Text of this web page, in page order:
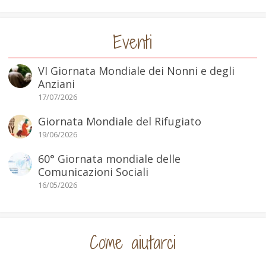
Eventi
VI Giornata Mondiale dei Nonni e degli
Anziani
17/07/2026
Giornata Mondiale del Rifugiato
19/06/2026
60° Giornata mondiale delle
Comunicazioni Sociali
16/05/2026
Come aiutarci